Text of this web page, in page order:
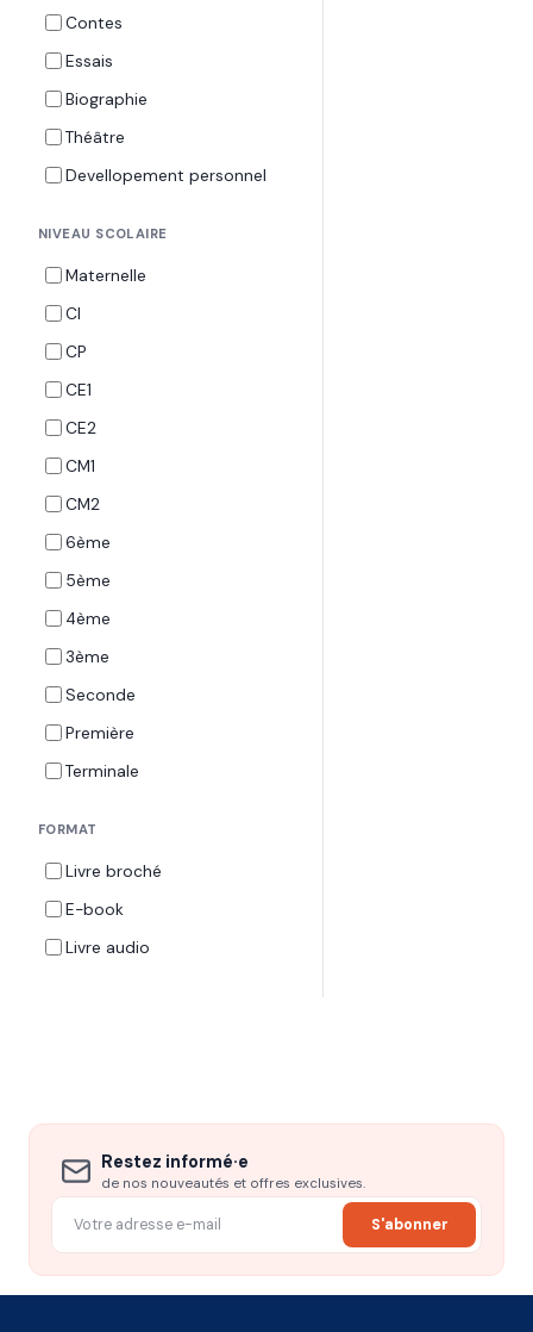
Contes
Essais
Biographie
Théâtre
Devellopement personnel
NIVEAU SCOLAIRE
Maternelle
CI
CP
CE1
CE2
CM1
CM2
6ème
5ème
4ème
3ème
Seconde
Première
Terminale
FORMAT
Livre broché
E-book
Livre audio
Restez informé·e
de nos nouveautés et offres exclusives.
S'abonner